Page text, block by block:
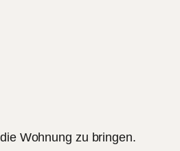
Wohnung zu bringen.